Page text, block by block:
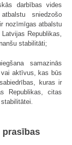
darbības vides
sniedzošo
nozīmīgas atbalstu
Republikas,
stabilitāti;
samazinās
aktīvus, kas būs
kuras ir
Republikas, citas
prasības